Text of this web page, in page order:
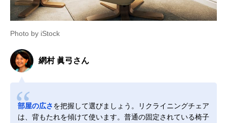
Photo by iStock
網村 眞弓さん
部屋の広さを把握して選びましょう。リクライニングチェア
は、背もたれを傾けて使います。普通の固定されている椅子